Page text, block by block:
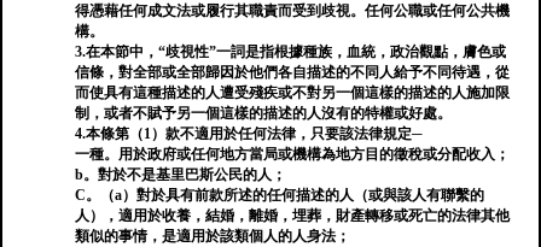
得憑藉任何成文法或履行其職責而受到歧視。任何公職或任何公共機
構。
3.在本節中，“歧視性”一詞是指根據種族，血統，政治觀點，膚色或
信條，對全部或全部歸因於他們各自描述的不同人給予不同待遇，從
而使具有這種描述的人遭受殘疾或不對另一個這樣的描述的人施加限
制，或者不賦予另一個這樣的描述的人沒有的特權或好處。
4.本條第（1）款不適用於任何法律，只要該法律規定─
一種。用於政府或任何地方當局或機構為地方目的徵稅或分配收入；
b。對於不是基里巴斯公民的人；
C。（a）對於具有前款所述的任何描述的人（或與該人有聯繫的
人），適用於收養，結婚，離婚，埋葬，財產轉移或死亡的法律其他
類似的事情，是適用於該類個人的人身法；